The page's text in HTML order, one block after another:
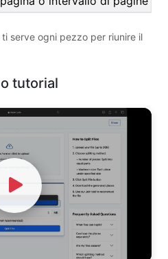
serve ogni pezzo per riunire il
tutorial
Video